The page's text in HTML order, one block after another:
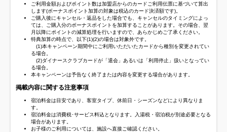
ご利用金額およびポイント数は加盟店からのカードご利用伝票に基づいて算出
します(ボーナスポイント加算の対象は税込のカード決済額です)。
ご購入後にキャンセル・返品をした場合でも、キャンセルのタイミングによっ
ては、ご購入分のボーナスポイントを加算することがあります。その場合、翌
月以降にポイントの減算処理を行いますので、あらかじめご了承ください。
特典加算の時点で、以下(1)(2)の場合は対象外です。
(1)本キャンペーン期間中にご利用いただいたカードから種別を変更されてい
る場合。
(2)ダイナースクラブカードが「退会」あるいは「利用停止」扱いとなってい
る場合。
本キャンペーンは予告なく終了または内容を変更する場合があります。
掲載内容に関する注意事項
宿泊料金は目安であり、客室タイプ、休前日・シーズンなどにより異なりま
す。
宿泊料金は消費税･サービス料込となります。入湯税・宿泊税が別途必要となる
場合があります。
お子様のご利用については、施設へ直接ご確認ください。